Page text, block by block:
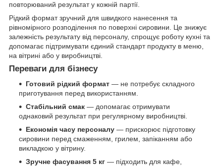
повторюваний результат у кожній партії.
Рідкий формат зручний для швидкого нанесення та
рівномірного розподілення по поверхні сировини. Це знижує
залежність результату від персоналу, спрощує роботу кухні та
допомагає підтримувати єдиний стандарт продукту в меню,
на вітрині або у виробництві.
Переваги для бізнесу
Готовий рідкий формат — не потребує складного
приготування перед використанням.
Стабільний смак — допомагає отримувати
однаковий результат при регулярному виробництві.
Економія часу персоналу — прискорює підготовку
сировини перед смаженням, грилем, запіканням або
викладкою у вітрину.
Зручне фасування 5 кг — підходить для кафе,